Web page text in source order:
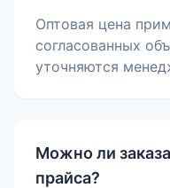
Оптовая цена
согласованных
уточняются
Можно ли
прайса?